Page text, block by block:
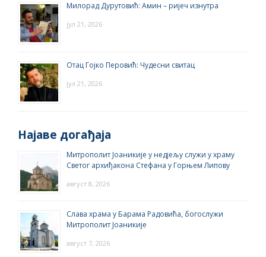
Милорад Дурутовић: Амин – ријеч изнутра
јул 21, 2026
Отац Гојко Перовић: Чудесни свитац
јул 21, 2026
Најаве догађаја
Митрополит Јоаникије у недјељу служи у храму
Светог архиђакона Стефана у Горњем Липову
август 8, 2026
Слава храма у Барама Радовића, богослужи
Митрополит Јоаникије
август 7, 2026